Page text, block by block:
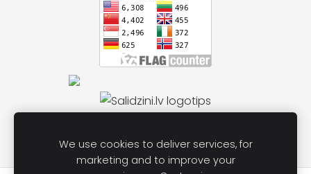
We use cookies to deliver services, for
marketing and to improve your